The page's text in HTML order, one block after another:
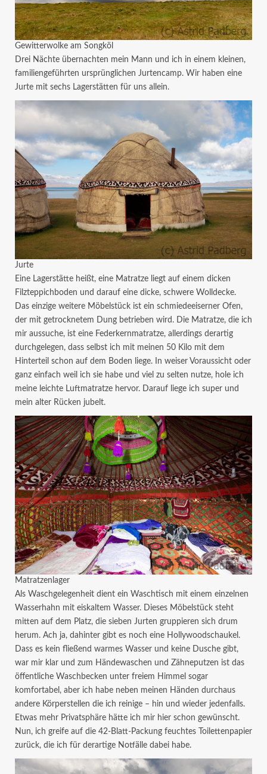
Gewitterwolke am Songköl
Drei Nächte übernachten mein Mann und ich in einem kleinen,
familiengeführten ursprünglichen Jurtencamp. Wir haben eine
Jurte mit sechs Lagerstätten für uns allein.
Jurte
Eine Lagerstätte heißt, eine Matratze liegt auf einem dicken
Filzteppichboden und darauf eine dicke, schwere Wolldecke.
Das einzige weitere Möbelstück ist ein schmiedeeiserner Ofen,
der mit getrocknetem Dung betrieben wird. Die Matratze, die ich
mir aussuche, ist eine Federkernmatratze, allerdings derartig
durchgelegen, dass selbst ich mit meinen 50 Kilo mit dem
Hinterteil schon auf dem Boden liege. In weiser Voraussicht oder
ganz einfach weil ich sie habe und viel zu selten nutze, hole ich
meine leichte Luftmatratze hervor. Darauf liege ich super und
mein alter Rücken jubelt.
Matratzenlager
Als Waschgelegenheit dient ein Waschtisch mit einem einzelnen
Wasserhahn mit eiskaltem Wasser. Dieses Möbelstück steht
mitten auf dem Platz, die sieben Jurten gruppieren sich drum
herum. Ach ja, dahinter gibt es noch eine Hollywoodschaukel.
Dass es kein fließend warmes Wasser und keine Dusche gibt,
war mir klar und zum Händewaschen und Zähneputzen ist das
öffentliche Waschbecken unter freiem Himmel sogar
komfortabel, aber ich habe neben meinen Händen durchaus
andere Körperstellen die ich reinige – hin und wieder jedenfalls.
Etwas mehr Privatsphäre hätte ich mir hier schon gewünscht.
Nun, ich greife auf die 42-Blatt-Packung feuchtes Toilettenpapier
zurück, die ich für derartige Notfälle dabei habe.